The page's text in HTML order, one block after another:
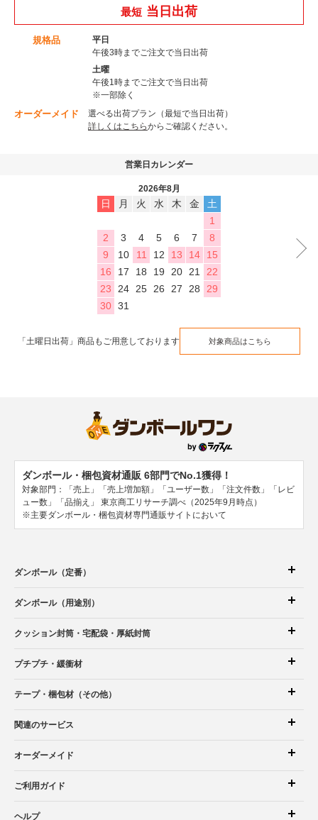
最短 当日出荷
規格品
平日
午後3時までご注文で当日出荷
土曜
午後1時までご注文で当日出荷
※一部除く
オーダーメイド
選べる出荷プラン（最短で当日出荷）
詳しくはこちらからご確認ください。
営業日カレンダー
2026年8月
日 月 火 水 木 金
土
1
2
3 4 5 6 7
8
9
10 11 12 13 14
15
16
17 18 19 20 21
22
23
24 25 26 27 28
29
30 31
「土曜日出荷」商品もご用意しております 対象商品はこちら
ダンボール・梱包資材通販 6部門でNo.1獲得！
対象部門：「売上」「売上増加額」「ユーザー数」「注文件数」「レビ
ュー数」「品揃え」
東京商工リサーチ調べ（2025年9月時点）
※主要ダンボール・梱包資材専門通販サイトにおいて
ダンボール（定番）
ダンボール（用途別）
クッション封筒 ・宅配袋 ・厚紙封筒
プチプチ・緩衝材
テープ・梱包材（その他）
関連のサービス
オーダーメイド
ご利用ガイド
ヘルプ